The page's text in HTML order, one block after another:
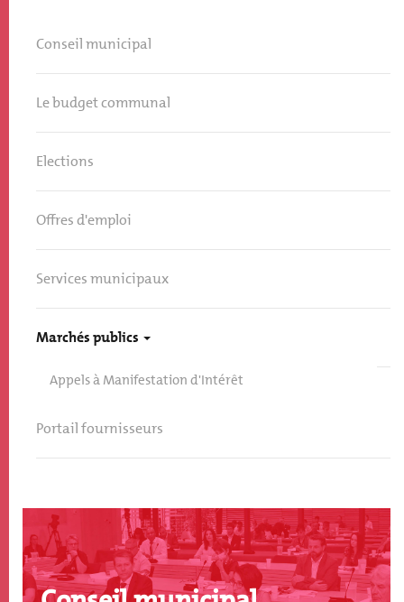
Conseil municipal
Le budget communal
Elections
Offres d'emploi
Services municipaux
Marchés publics
Appels à Manifestation d'Intérêt
Portail fournisseurs